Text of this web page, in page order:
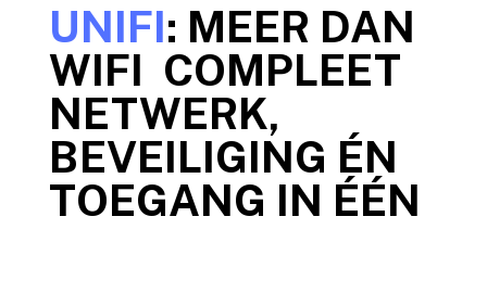
UNIFI: MEER DAN
WIFI COMPLEET
NETWERK,
BEVEILIGING ÉN
TOEGANG IN ÉÉN